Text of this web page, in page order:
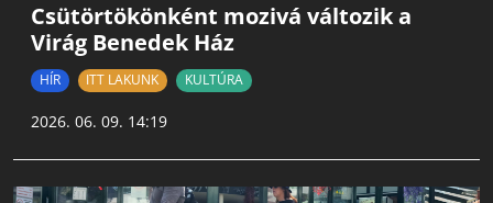
Csütörtökönként mozivá változik a
Virág Benedek Ház
HÍR ITT LAKUNK KULTÚRA
2026. 06. 09. 14:19